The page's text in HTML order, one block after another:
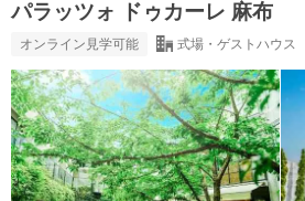
パラッツォ ドゥカーレ 麻布
オンライン見学可能 式場・ゲストハウス